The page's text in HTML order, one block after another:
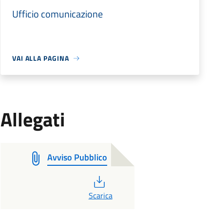
Ufficio comunicazione
VAI ALLA PAGINA
Allegati
Avviso Pubblico
Scarica